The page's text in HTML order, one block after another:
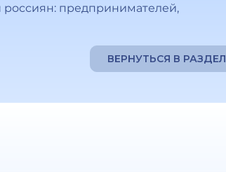
предпринимателей,
ВЕРНУТЬСЯ В РАЗДЕЛ